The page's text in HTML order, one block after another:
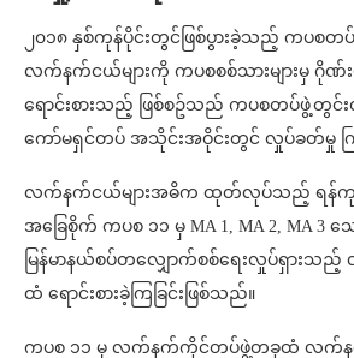
၂၀၁၈ နှစ်ကုန်ပိုင်းတွင်ဖြစ်ပွားခဲ့သည့် ကပစ
လက်နက်ငယ်များကို ကပစစစ်သားများမှ ဂိုဏ်
ရောင်းစားသည့် ဖြစ်စဥ်သည် ကပစတပ်ဖွဲ့တွင်
ကော်မရှင်တပ် အသိုင်းအဝိုင်းတွင် လှုပ်ခတ်မှု က
လက်နက်ငယ်များအဓိက ထုတ်လုပ်သည့် ရန်ကုန်
အခြေစိုက် ကပစ ၁၁ မှ MA 1, MA 2, MA 3
မြန်မာနယ်စပ်တလျှောက်စစ်ရေးလှုပ်ရှား
ထံ ရောင်းစားခဲ့ကြခြင်းဖြစ်သည်။
ကပစ ၁၁ မှ လက်နက်ကိုင်တပ်ဖွဲ့တခုထံ လက်နက်င